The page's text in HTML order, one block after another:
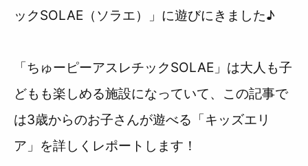
ックSOLAE（ソラエ）」に遊びにきました♪
「ちゅーピーアスレチックSOLAE」は大人も子
どもも楽しめる施設になっていて、この記事で
は3歳からのお子さんが遊べる「キッズエリ
ア」を詳しくレポートします！